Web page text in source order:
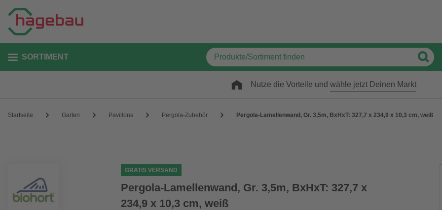
SORTIMENT
Nutze die Vorteile und wähle jetzt Deinen Markt
Startseite Garten Pavillons Pergola-Zubehör Pergola-Lamellenwand, Gr. 3,5m, BxHxT: 327,7 x 234,9 x 10,3 cm, weiß
GRATIS VERSAND
Pergola-Lamellenwand, Gr. 3,5m, BxHxT: 327,7 x
234,9 x 10,3 cm, weiß